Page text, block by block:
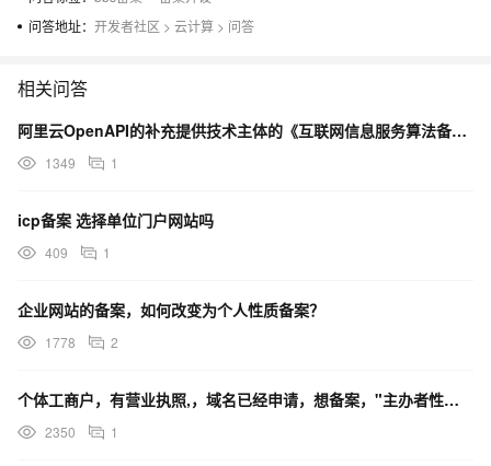
问答地址： 开发者社区 > 云计算 > 问答
相关问答
阿里云OpenAPI的补充提供技术主体的《互联网信息服务算法备案》在哪申请？
1349 1
icp备案 选择单位门户网站吗
409 1
企业网站的备案，如何改变为个人性质备案？
1778 2
个体工商户，有营业执照,，域名已经申请，想备案，"主办者性质"这一项应该选企业还是个人？我是广西的。
2350 1